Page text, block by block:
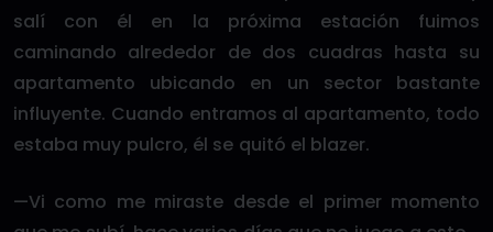
salí con él en la próxima estación fuimos
caminando alrededor de dos cuadras hasta su
apartamento ubicando en un sector bastante
influyente. Cuando entramos al apartamento, todo
estaba muy pulcro, él se quitó el blazer.
—Vi como me miraste desde el primer momento